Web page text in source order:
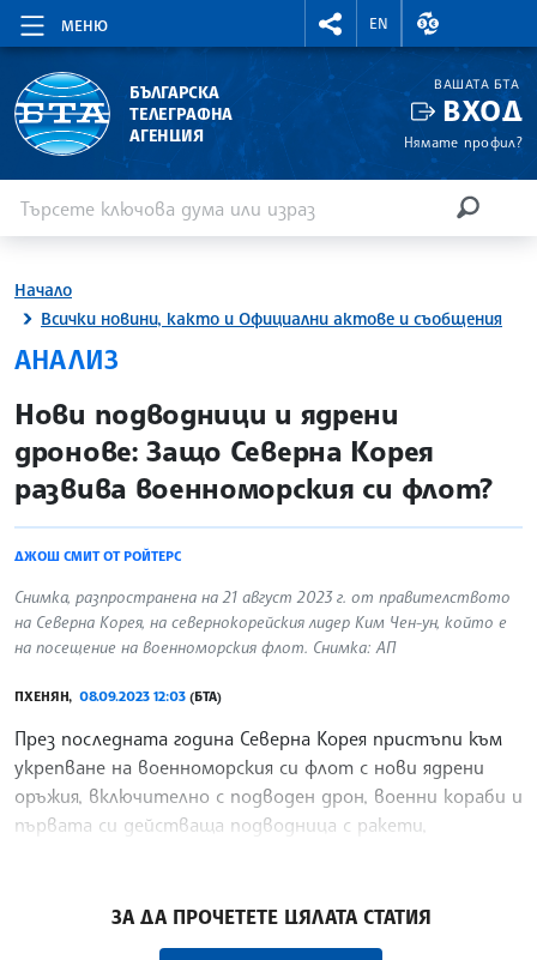
МЕНЮ
RIGHTMENU.SOCIAL
EN
ВАЛУТНИ
БЪЛГАРСКА
ТЕЛЕГРАФНА
АГЕНЦИЯ
ВАШАТА БТА
ВХОД
Нямате профил?
Начало
Всички новини, както и Официални актове и съобщения
АНАЛИЗ
site.bta
Нови подводници и ядрени
дронове: Защо Северна Корея
развива военноморския си флот?
ДЖОШ СМИТ ОТ РОЙТЕРС
Снимка, разпространена на 21 август 2023 г. от правителството
на Северна Корея, на севернокорейския лидер Ким Чен-ун, който е
на посещение на военноморския флот. Снимка: АП
ПХЕНЯН, 08.09.2023 12:03 (БТА)
През последната година Северна Корея пристъпи към
укрепване на военноморския си флот с нови ядрени
оръжия, включително с подводен дрон, военни кораби и
първата си действаща подводница с ракети,
ЗА ДА ПРОЧЕТЕТЕ ЦЯЛАТА СТАТИЯ